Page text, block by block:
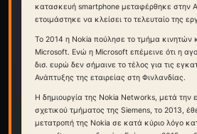
κατασκευή smartphone μεταφέρθηκε στην
ετοιμάστηκε να κλείσει το τελευταίο της
Το 2014 η Nokia πούλησε το τμήμα κινητών
Microsoft. Ενώ η Microsoft επέμεινε ότι η
δισ. ευρώ δεν σήμαινε το τέλος για τις
Ανάπτυξης της εταιρείας στη Φινλανδίας.
Η δημιουργία της Nokia Networks, μετά την
σχετικού τμήματος της Siemens, το 2013,
μετατροπή της Nokia σε κατά κύριο λόγο